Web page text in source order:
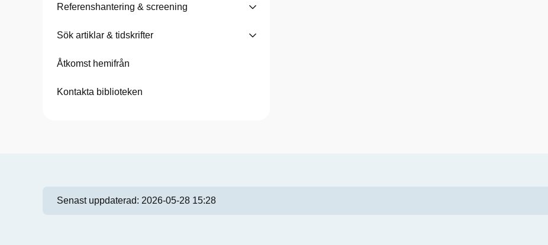
Referenshantering & screening
Sök artiklar & tidskrifter
Åtkomst hemifrån
Kontakta biblioteken
Senast uppdaterad: 2026-05-28 15:28